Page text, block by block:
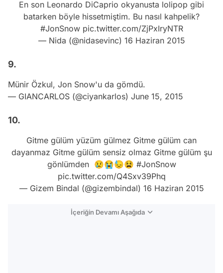
En son Leonardo DiCaprio okyanusta lolipop gibi
batarken böyle hissetmiştim. Bu nasıl kahpelik?
#JonSnow pic.twitter.com/ZjPxIryNTR
— Nida (@nidasevinc) 16 Haziran 2015
9.
Münir Özkul, Jon Snow'u da gömdü.
— GIANCARLOS (@ciyankarlos) June 15, 2015
10.
Gitme gülüm yüzüm gülmez Gitme gülüm can
dayanmaz Gitme gülüm sensiz olmaz Gitme gülüm şu
gönlümden 😢😭😓😫 #JonSnow
pic.twitter.com/Q4Sxv39Phq
— Gizem Bindal (@gizembindal) 16 Haziran 2015
İçeriğin Devamı Aşağıda